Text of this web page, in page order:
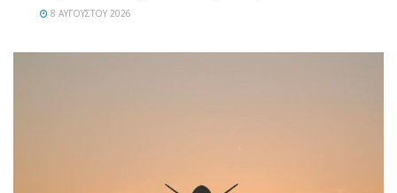
8 ΑΥΓΟΎΣΤΟΥ 2026